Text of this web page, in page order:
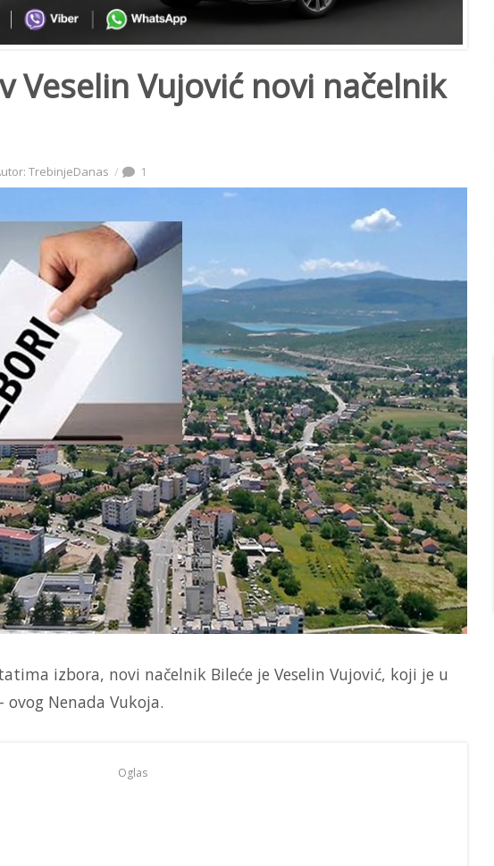
Veselin Vujović novi načelnik
TrebinjeDanas 1
izbora, novi načelnik Bileće je Veselin Vujović, koji je u
Nenada Vukoja.
Oglas